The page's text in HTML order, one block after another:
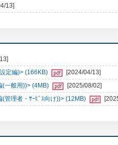
13]
定編)> (166KB)
[2024/04/13]
(一般用))> (4MB)
[2025/08/02]
管理者・ｻｰﾋﾞｽ向け))> (12MB)